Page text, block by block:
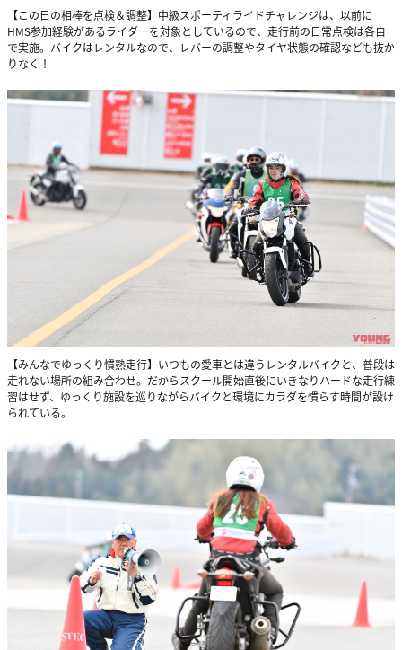
【この日の相棒を点検＆調整】中級スポーティライドチャレンジは、以前に
HMS参加経験があるライダーを対象としているので、走行前の日常点検は各自
で実施。バイクはレンタルなので、レバーの調整やタイヤ状態の確認なども抜か
りなく！
【みんなでゆっくり慣熟走行】いつもの愛車とは違うレンタルバイクと、普段は
走れない場所の組み合わせ。だからスクール開始直後にいきなりハードな走行練
習はせず、ゆっくり施設を巡りながらバイクと環境にカラダを慣らす時間が設け
られている。